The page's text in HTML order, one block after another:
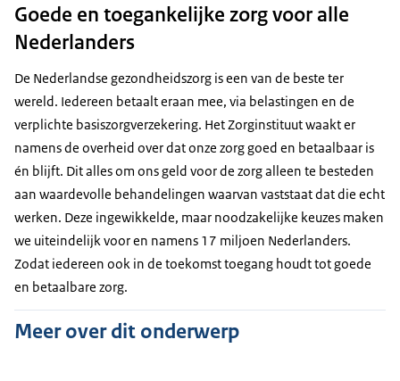
Goede en toegankelijke zorg voor alle
Nederlanders
De Nederlandse gezondheidszorg is een van de beste ter
wereld. Iedereen betaalt eraan mee, via belastingen en de
verplichte basiszorgverzekering. Het Zorginstituut waakt er
namens de overheid over dat onze zorg goed en betaalbaar is
én blijft. Dit alles om ons geld voor de zorg alleen te besteden
aan waardevolle behandelingen waarvan vaststaat dat die echt
werken. Deze ingewikkelde, maar noodzakelijke keuzes maken
we uiteindelijk voor en namens 17 miljoen Nederlanders.
Zodat iedereen ook in de toekomst toegang houdt tot goede
en betaalbare zorg.
Meer over dit onderwerp